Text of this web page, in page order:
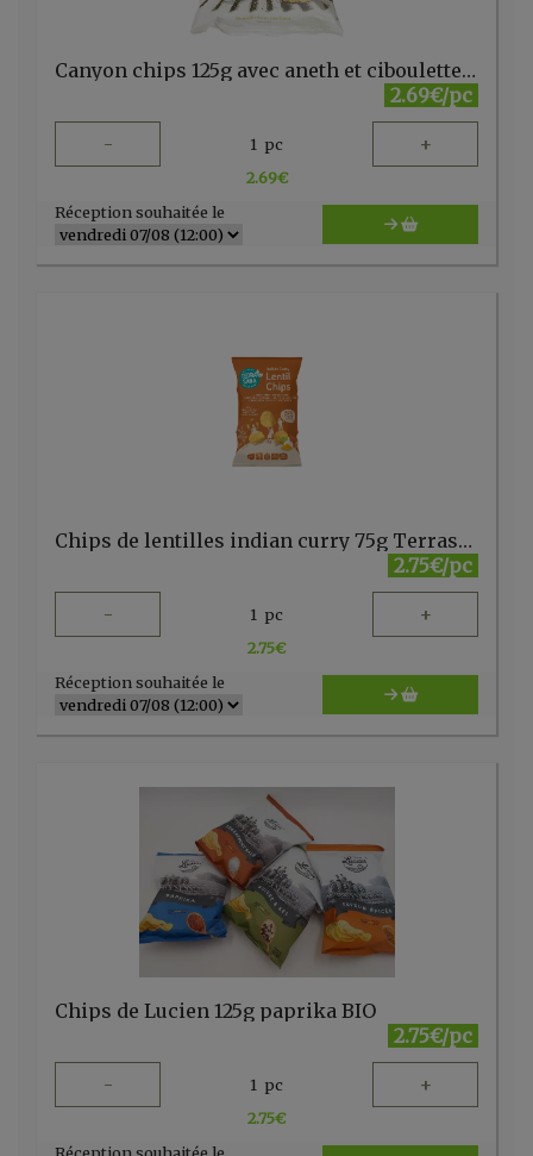
Canyon chips 125g avec aneth et ciboulette GO PURE
2.69€/pc
- 1 pc +
2.69€
Réception souhaitée le
Chips de lentilles indian curry 75g Terrasana
2.75€/pc
- 1 pc +
2.75€
Réception souhaitée le
Chips de Lucien 125g paprika BIO
2.75€/pc
- 1 pc +
2.75€